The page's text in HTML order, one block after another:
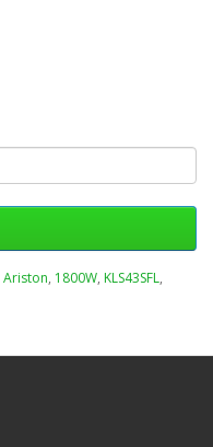
Ariston, 1800W, KLS43SFL,